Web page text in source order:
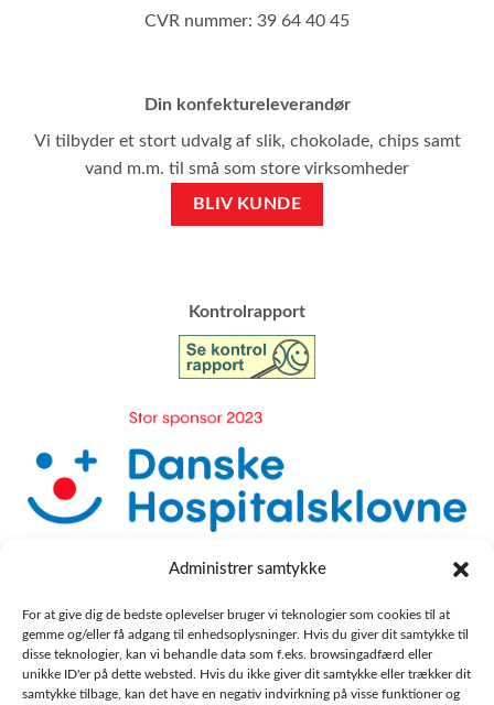
Administrer samtykke
For at give dig de bedste oplevelser bruger vi teknologier som cookies til at
gemme og/eller få adgang til enhedsoplysninger. Hvis du giver dit samtykke til
disse teknologier, kan vi behandle data som f.eks. browsingadfærd eller
unikke ID'er på dette websted. Hvis du ikke giver dit samtykke eller trækker dit
samtykke tilbage, kan det have en negativ indvirkning på visse funktioner og
CVR nummer: 39 64 40 45
Din konfektureleverandør
Vi tilbyder et stort udvalg af slik, chokolade, chips samt
vand m.m. til små som store virksomheder
BLIV KUNDE
​Kontrolrapport